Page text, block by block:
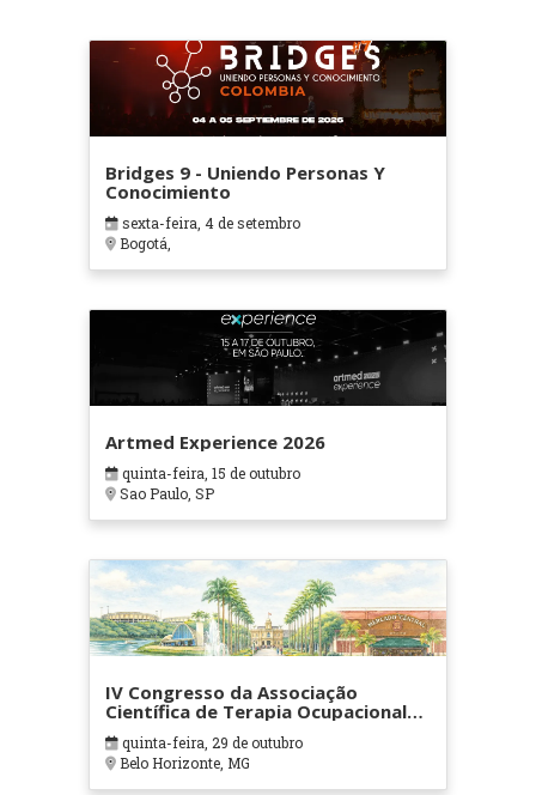
Bridges 9 - Uniendo Personas Y
Conocimiento
sexta-feira, 4 de setembro
Bogotá,
Artmed Experience 2026
quinta-feira, 15 de outubro
Sao Paulo, SP
IV Congresso da Associação
Científica de Terapia Ocupacional
em Contextos Hospitalares e
Cuidados Paliativos - ATOHOSP
quinta-feira, 29 de outubro
Belo Horizonte, MG